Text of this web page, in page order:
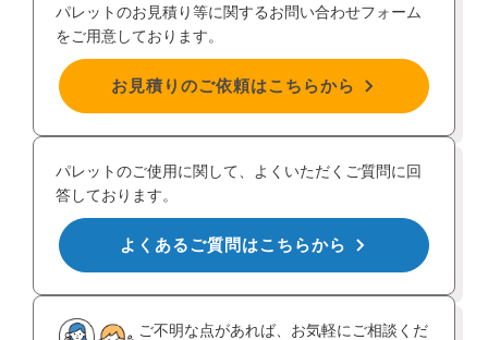
パレットのお見積り等に関するお問い合わせフォーム
をご用意しております。
お見積りのご依頼はこちらから
パレットのご使用に関して、よくいただくご質問に回
答しております。
よくあるご質問はこちらから
ご不明な点があれば、お気軽にご相談くだ